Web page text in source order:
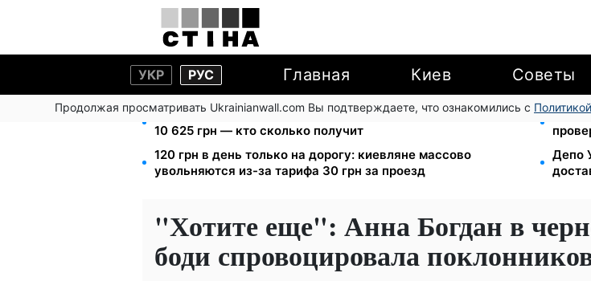
УКР РУС Главная Киев Советы
Продолжая просматривать Ukrainianwall.com Вы подтверждаете, что ознакомились с
Пенсия для III группы инвалидности с 1 сентября: от 2595 до
10 625 грн — кто сколько получит
120 грн в день только на дорогу: киевляне массово
увольняются из-за тарифа 30 грн за проезд
Депо
"Хотите еще": Анна Богдан в
боди спровоцировала